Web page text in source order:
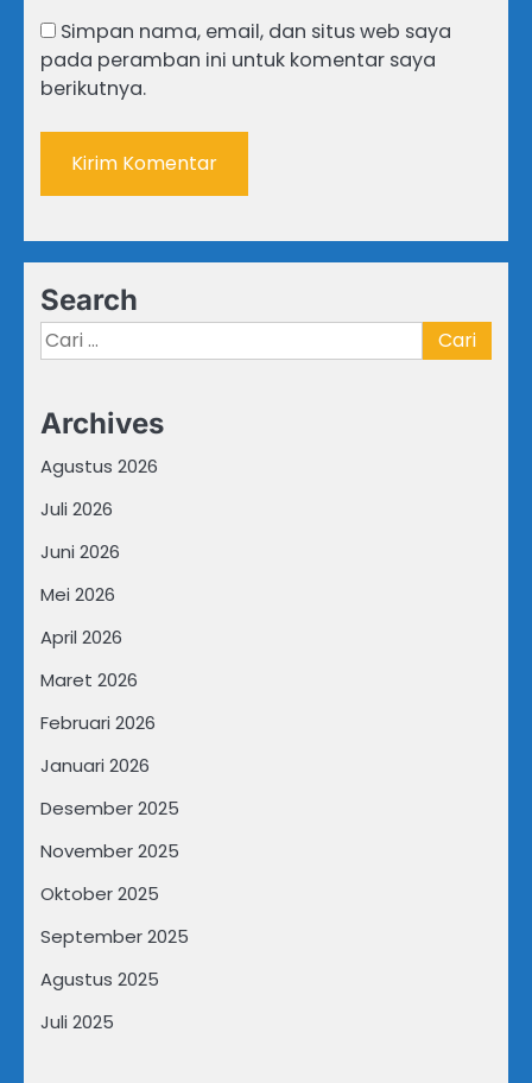
Simpan nama, email, dan situs web saya
pada peramban ini untuk komentar saya
berikutnya.
Search
Cari
untuk:
Archives
Agustus 2026
Juli 2026
Juni 2026
Mei 2026
April 2026
Maret 2026
Februari 2026
Januari 2026
Desember 2025
November 2025
Oktober 2025
September 2025
Agustus 2025
Juli 2025